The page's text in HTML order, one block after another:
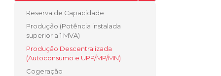
Reserva de Capacidade
Produção (Potência instalada
superior a 1 MVA)
Produção Descentralizada
(Autoconsumo e UPP/MP/MN)
Cogeração